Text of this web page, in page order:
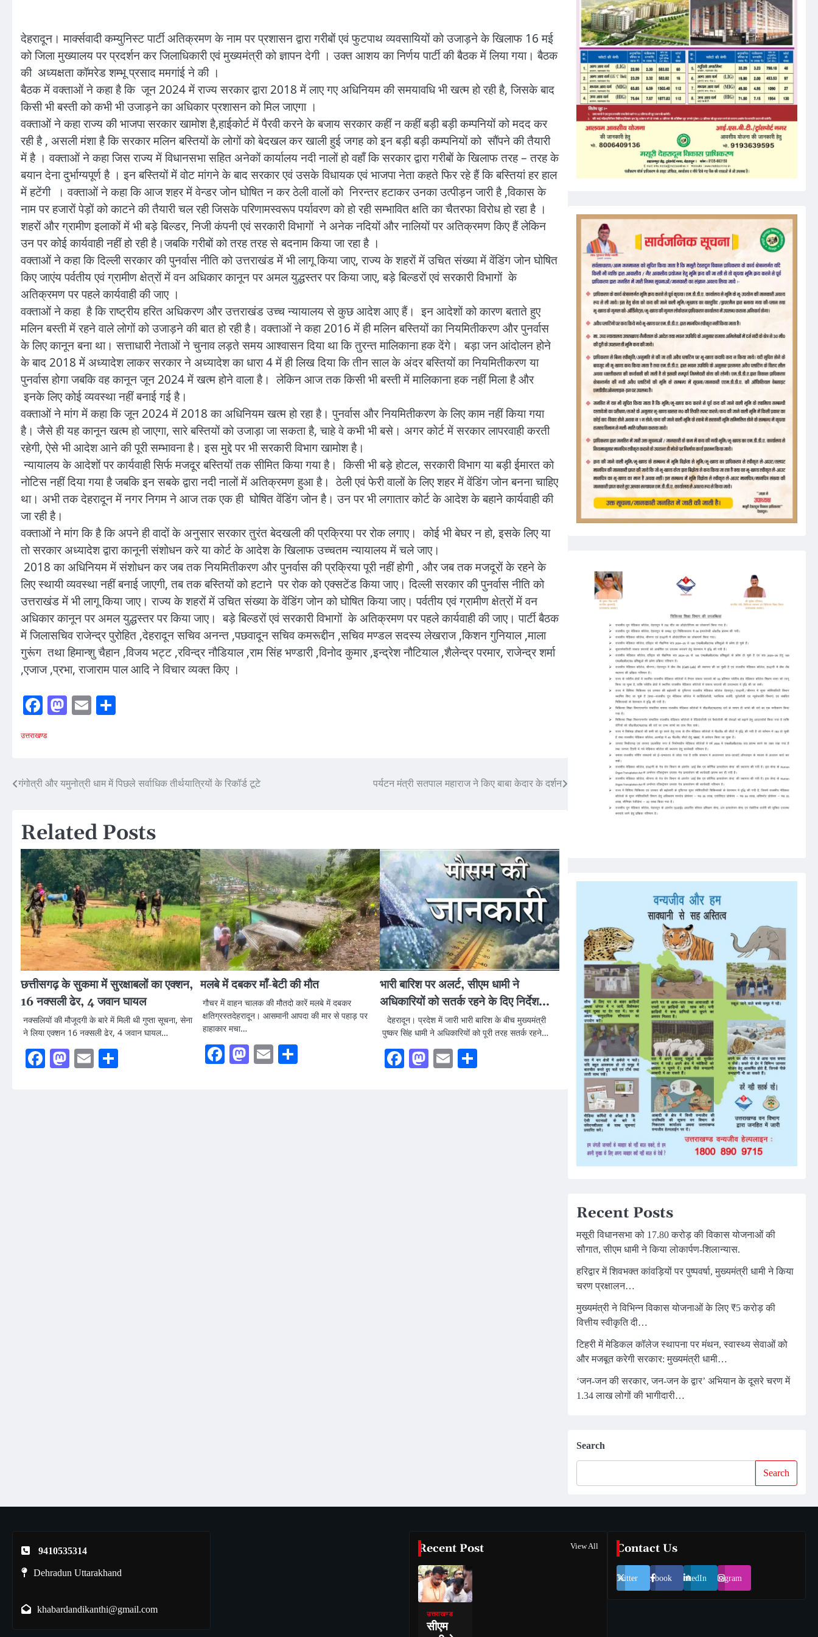
देहरादून। मार्क्सवादी कम्युनिस्ट पार्टी अतिक्रमण के नाम पर प्रशासन द्वारा गरीबों एवं फुटपाथ व्यवसायियों को उजाड़ने के खिलाफ 16 मई
को जिला मुख्यालय पर प्रदर्शन कर जिलाधिकारी एवं मुख्यमंत्री को ज्ञापन देगी । उक्त आशय का निर्णय पार्टी की बैठक में लिया गया। बैठक
की अध्यक्षता कॉमरेड शम्भू प्रसाद ममगांई ने की ।
बैठक में वक्ताओं ने कहा है कि जून 2024 में राज्य सरकार द्वारा 2018 में लाए गए अधिनियम की समयावधि भी खत्म हो रही है, जिसके बाद
किसी भी बस्ती को कभी भी उजाड़ने का अधिकार प्रशासन को मिल जाएगा ।
वक्ताओं ने कहा राज्य की भाजपा सरकार खामोश है,हाईकोर्ट में पैरवी करने के बजाय सरकार कहीं न कहीं बड़ी बड़ी कम्पनियों को मदद कर
रही है , असली मंशा है कि सरकार मलिन बस्तियों के लोगों को बेदखल कर खाली हुई जगह को इन बड़ी बड़ी कम्पनियों को सौंपने की तैयारी
में है । वक्ताओं ने कहा जिस राज्य में विधानसभा सहित अनेकों कार्यालय नदी नालों हो वहाँ कि सरकार द्वारा गरीबों के खिलाफ तरह – तरह के
बयान देना दुर्भाग्यपूर्ण है । इन बस्तियों में वोट मांगने के बाद सरकार एवं उसके विधायक एवं भाजपा नेता कहते फिर रहे हैं कि बस्तियां हर हाल
में हटेंगी । वक्ताओं ने कहा कि आज शहर में वेन्डर जोन घोषित न कर ठेली वालों को निरन्तर हटाकर उनका उत्पीड़न जारी है ,विकास के
नाम पर हजारों पेड़ों को काटने की तैयारी चल रही जिसके परिणामस्वरूप पर्यावरण को हो रही सम्भावित क्षति का चैतरफा विरोध हो रहा है ।
शहरों और ग्रामीण इलाकों में भी बड़े बिल्डर, निजी कंपनी एवं सरकारी विभागों ने अनेक नदियों और नालियों पर अतिक्रमण किए हैं लेकिन
उन पर कोई कार्यवाही नहीं हो रही है।जबकि गरीबों को तरह तरह से बदनाम किया जा रहा है ।
वक्ताओं ने कहा कि दिल्ली सरकार की पुनर्वास नीति को उत्तराखंड में भी लागू किया जाए, राज्य के शहरों में उचित संख्या में वेंडिंग जोन घोषित
किए जाएंय पर्वतीय एवं ग्रामीण क्षेत्रों में वन अधिकार कानून पर अमल युद्धस्तर पर किया जाए, बड़े बिल्डरों एवं सरकारी विभागों के
अतिक्रमण पर पहले कार्यवाही की जाए ।
वक्ताओं ने कहा है कि राष्ट्रीय हरित अधिकरण और उत्तराखंड उच्च न्यायालय से कुछ आदेश आए हैं। इन आदेशों को कारण बताते हुए
मलिन बस्ती में रहने वाले लोगों को उजाड़ने की बात हो रही है। वक्ताओं ने कहा 2016 में ही मलिन बस्तियों का नियमितीकरण और पुनर्वास
के लिए कानून बना था। सत्ताधारी नेताओं ने चुनाव लड़ते समय आश्वासन दिया था कि तुरन्त मालिकाना हक देंगे। बड़ा जन आंदोलन होने
के बाद 2018 में अध्यादेश लाकर सरकार ने अध्यादेश का धारा 4 में ही लिख दिया कि तीन साल के अंदर बस्तियों का नियमितीकरण या
पुनर्वास होगा जबकि वह कानून जून 2024 में खत्म होने वाला है। लेकिन आज तक किसी भी बस्ती में मालिकाना हक नहीं मिला है और
इनके लिए कोई व्यवस्था नहीं बनाई गई है।
वक्ताओं ने मांग में कहा कि जून 2024 में 2018 का अधिनियम खत्म हो रहा है। पुनर्वास और नियमितीकरण के लिए काम नहीं किया गया
है। जैसे ही यह कानून खत्म हो जाएगा, सारे बस्तियों को उजाड़ा जा सकता है, चाहे वे कभी भी बसे। अगर कोर्ट में सरकार लापरवाही करती
रहेगी, ऐसे भी आदेश आने की पूरी सम्भावना है। इस मुद्दे पर भी सरकारी विभाग खामोश है।
न्यायालय के आदेशों पर कार्यवाही सिर्फ मजदूर बस्तियों तक सीमित किया गया है। किसी भी बड़े होटल, सरकारी विभाग या बड़ी ईमारत को
नोटिस नहीं दिया गया है जबकि इन सबके द्वारा नदी नालों में अतिक्रमण हुआ है। ठेली एवं फेरी वालों के लिए शहर में वेंडिंग जोन बनना चाहिए
था। अभी तक देहरादून में नगर निगम ने आज तक एक ही घोषित वेंडिंग जोन है। उन पर भी लगातार कोर्ट के आदेश के बहाने कार्यवाही की
जा रही है।
वक्ताओं ने मांग कि है कि अपने ही वादों के अनुसार सरकार तुरंत बेदखली की प्रक्रिया पर रोक लगाए। कोई भी बेघर न हो, इसके लिए या
तो सरकार अध्यादेश द्वारा कानूनी संशोधन करे या कोर्ट के आदेश के खिलाफ उच्चतम न्यायालय में चले जाए।
2018 का अधिनियम में संशोधन कर जब तक नियमितीकरण और पुनर्वास की प्रक्रिया पूरी नहीं होगी , और जब तक मजदूरों के रहने के
लिए स्थायी व्यवस्था नहीं बनाई जाएगी, तब तक बस्तियों को हटाने पर रोक को एक्सटेंड किया जाए। दिल्ली सरकार की पुनर्वास नीति को
उत्तराखंड में भी लागू किया जाए। राज्य के शहरों में उचित संख्या के वेंडिंग जोन को घोषित किया जाए। पर्वतीय एवं ग्रामीण क्षेत्रों में वन
अधिकार कानून पर अमल युद्धस्तर पर किया जाए। बड़े बिल्डरों एवं सरकारी विभागों के अतिक्रमण पर पहले कार्यवाही की जाए। पार्टी बैठक
में जिलासचिव राजेन्द्र पुरोहित ,देहरादून सचिव अनन्त ,पछवादून सचिव कमरूद्दीन ,सचिव मण्डल सदस्य लेखराज ,किशन गुनियाल ,माला
गुरूंग तथा हिमान्शु चैहान ,विजय भट्ट ,रविन्द्र नौडियाल ,राम सिंह भण्डारी ,विनोद कुमार ,इन्द्रेश नौटियाल ,शैलेन्द्र परमार, राजेन्द्र शर्मा
,एजाज ,प्रभा, राजाराम पाल आदि ने विचार व्यक्त किए ।
Facebook
Mastodon
Email
उत्तराखण्ड
Post
गंगोत्री और यमुनोत्री धाम में पिछले सर्वाधिक तीर्थयात्रियों के रिकॉर्ड टूटे पर्यटन मंत्री सतपाल महाराज ने किए बाबा केदार के दर्शन
Related Posts
छत्तीसगढ़ के सुकमा में सुरक्षाबलों का एक्शन,
16 नक्सली ढेर, 4 जवान घायल
नक्सलियों की मौजूदगी के बारे में मिली थी गुप्ता सूचना, सेना
ने लिया एक्शन 16 नक्सली ढेर, 4 जवान घायल…
Facebook
Mastodon
Email
मलबे में दबकर मॉं-बेटी की मौत
गौचर में वाहन चालक की मौतदो कारें मलबे में दबकर
क्षतिग्रस्तदेहरादून। आसमानी आपदा की मार से पहाड़ पर
हाहाकार मचा…
Facebook
Mastodon
Email
भारी बारिश पर अलर्ट, सीएम धामी ने
अधिकारियों को सतर्क रहने के दिए निर्देश…
देहरादून। प्रदेश में जारी भारी बारिश के बीच मुख्यमंत्री
पुष्कर सिंह धामी ने अधिकारियों को पूरी तरह सतर्क रहने…
Facebook
Mastodon
Email
Recent Posts
मसूरी विधानसभा को 17.80 करोड़ की विकास योजनाओं की
सौगात, सीएम धामी ने किया लोकार्पण-शिलान्यास.
हरिद्वार में शिवभक्त कांवड़ियों पर पुष्पवर्षा, मुख्यमंत्री धामी ने किया
चरण प्रक्षालन…
मुख्यमंत्री ने विभिन्न विकास योजनाओं के लिए ₹5 करोड़ की
वित्तीय स्वीकृति दी…
टिहरी में मेडिकल कॉलेज स्थापना पर मंथन, स्वास्थ्य सेवाओं को
और मजबूत करेगी सरकार: मुख्यमंत्री धामी…
‘जन-जन की सरकार, जन-जन के द्वार’ अभियान के दूसरे चरण में
1.34 लाख लोगों की भागीदारी…
Search
Search
9410535314
Dehradun Uttarakhand
khabardandikanthi@gmail.com
Recent Post View All
उत्तराखण्ड
सीएम
Contact Us
Twitter Facebook LinkedIn Instagram